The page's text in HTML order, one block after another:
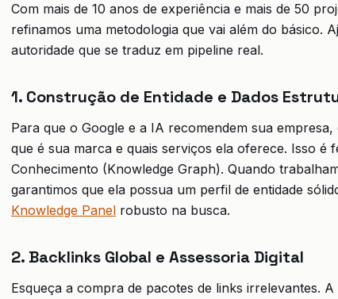
Com mais de 10 anos de experiência e mais de 50
refinamos uma metodologia que vai além do básico.
autoridade que se traduz em pipeline real.
1. Construção de Entidade e Dados
Para que o Google e a IA recomendem sua
que é sua marca e quais serviços ela oferece. Isso é
Conhecimento (Knowledge Graph). Quando
garantimos que ela possua um perfil de entidade
Knowledge Panel robusto na busca.
2. Backlinks Global e Assessoria Digital
Esqueça a compra de pacotes de links irrelevantes.